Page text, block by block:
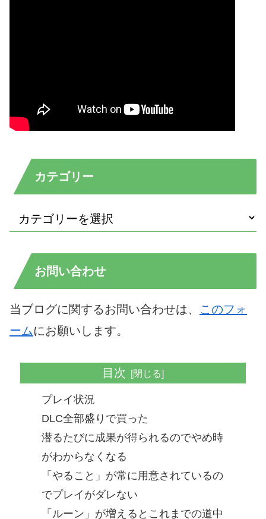
カテゴリー
お問い合わせ
当ブログに関するお問い合わせは、 このフォ
ームにお願いします。
目次
プレイ状況
DLC全部盛りで買った
潜るたびに成果が得られるのでやめ時
がわからなくなる
「やること」が常に用意されているの
でプレイがダレない
「ルーン」が増えるとこれまでの道中